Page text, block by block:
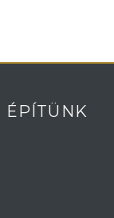
ÉPÍTÜNK